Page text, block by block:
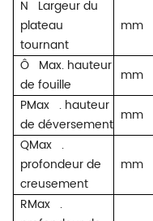
N
Largeur du
plateau
tournant
mm
Ô Max. hauteur
de fouille
mm
PMax . hauteur
de déversement
mm
QMax .
profondeur de
creusement
mm
RMax .